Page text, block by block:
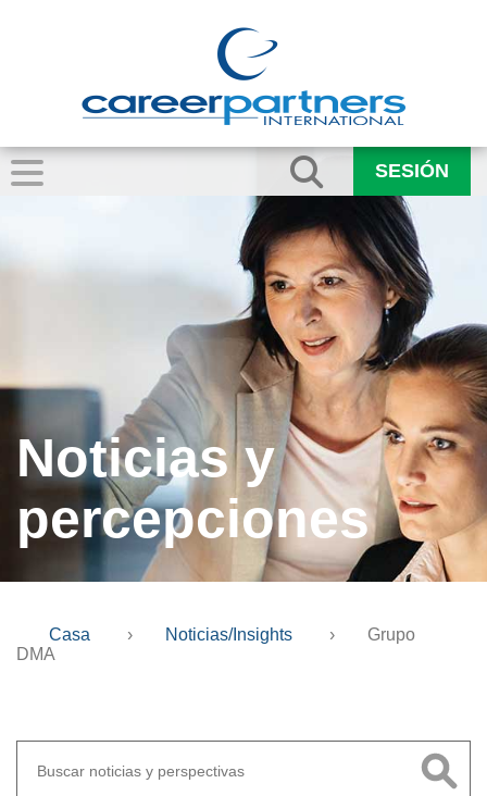
SESIÓN
Noticias y
percepciones
Casa › Noticias/Insights ›
Grupo
DMA